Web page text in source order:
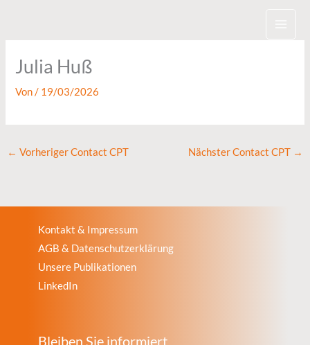
Julia Huß
Von/ 19/03/2026
← Vorheriger Contact CPT Nächster Contact CPT →
Kontakt & Impressum
AGB & Datenschutzerklärung
Unsere Publikationen
LinkedIn
Bleiben Sie informiert